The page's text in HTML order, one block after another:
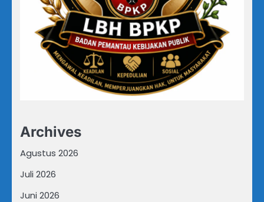
Archives
Agustus 2026
Juli 2026
Juni 2026